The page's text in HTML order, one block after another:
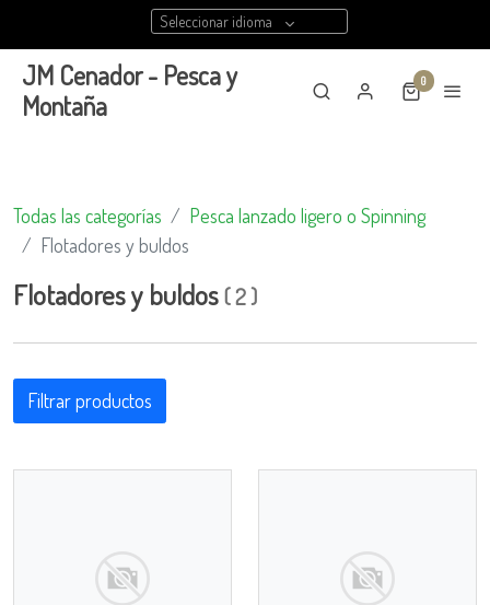
Seleccionar idioma
JM Cenador - Pesca y
Montaña
0
Todas las categorías
Pesca lanzado ligero o Spinning
Flotadores y buldos
Flotadores y buldos(2)
Filtrar productos